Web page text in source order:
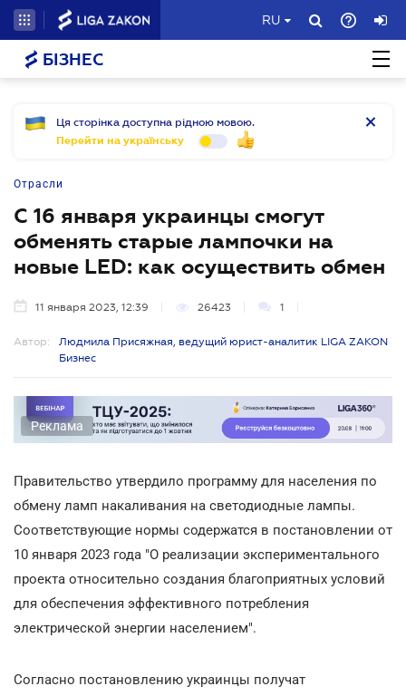
RU
БІЗНЕС
Ця сторінка доступна рідною мовою.
Перейти на українську
Отрасли
С 16 января украинцы смогут
обменять старые лампочки на
новые LED: как осуществить обмен
11 января 2023, 12:39 26423 1
Автор:
Людмила Присяжная, ведущий юрист-аналитик LIGA ZAKON
Бизнес
Реклама
Правительство утвердило программу для населения по
обмену ламп накаливания на светодиодные лампы.
Соответствующие нормы содержатся в постановлении от
10 января 2023 года "О реализации экспериментального
проекта относительно создания благоприятных условий
для обеспечения эффективного потребления
электрической энергии населением".
Согласно постановлению украинцы получат